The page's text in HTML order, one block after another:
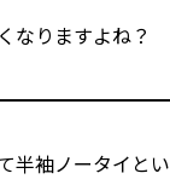
なりますよね？
半袖ノータイと